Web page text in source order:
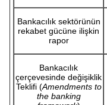
Bankacılık sektörünün
rekabet gücüne ilişkin
rapor
Bankacılık
çerçevesinde değişiklik
Teklifi (Amendments to
the banking